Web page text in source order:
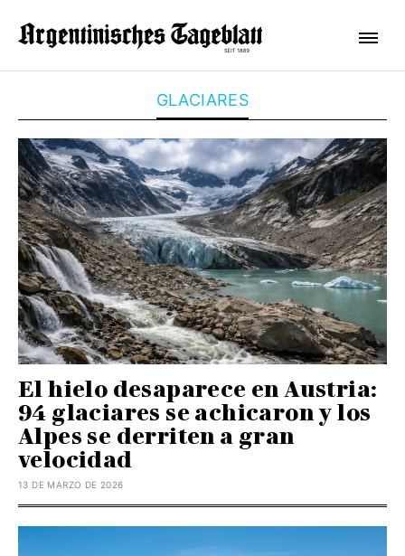
GLACIARES
El hielo desaparece en Austria:
94 glaciares se achicaron y los
Alpes se derriten a gran
velocidad
13 DE MARZO DE 2026